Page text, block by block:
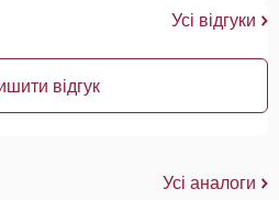
Усі відгуки
відгук
Усі аналоги